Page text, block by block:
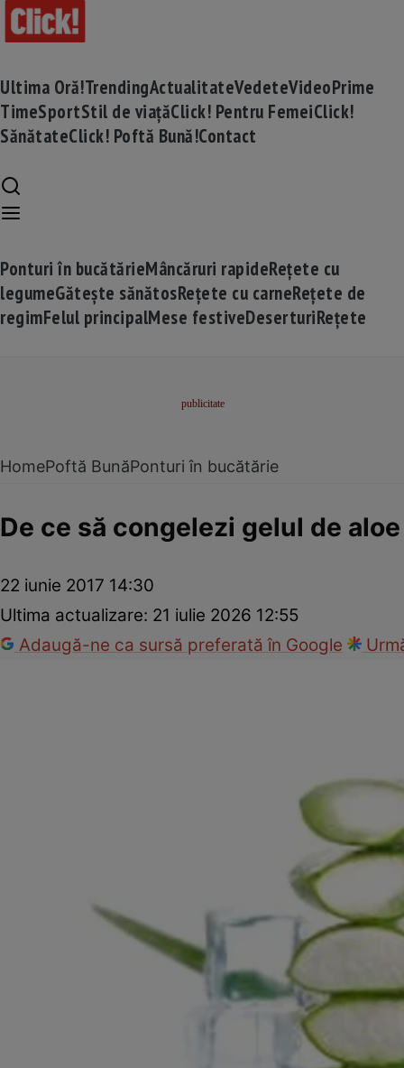
Ultima Oră!TrendingActualitateVedeteVideoPrime
TimeSportStil de viațăClick! Pentru FemeiClick!
SănătateClick! Poftă Bună!Contact
Ponturi în bucătărieMâncăruri rapideRețete cu
legumeGătește sănătosRețete cu carneRețete de
regimFelul principalMese festiveDeserturiRețete
HomePoftă BunăPonturi în bucătărie
De ce să congelezi gelul de
22 iunie 2017 14:30
Ultima actualizare: 21 iulie 2026 12:55
Adaugă-ne ca sursă preferată în Google